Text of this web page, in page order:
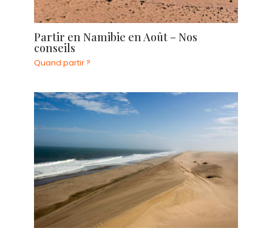
Partir en Namibie en Août – Nos
conseils
Quand partir ?